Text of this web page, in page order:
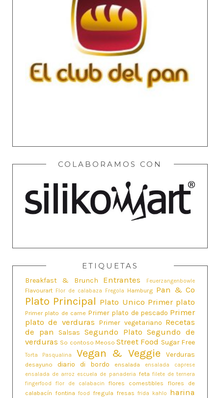
COLABORAMOS CON
ETIQUETAS
Breakfast & Brunch Entrantes Feuerzangenbowle
Flavourart Flor de calabaza Fregola Hamburg Pan & Co
Plato Principal Plato Unico Primer plato
Primer plato de carne Primer plato de pescado Primer
plato de verduras Primer vegetariano Recetas
de pan
Salsas Segundo Plato Segundo de
verduras So contoso Meoso Street Food Sugar Free
Torta Pasqualina Vegan & Veggie Verduras
desayuno diario di bordo ensalada
ensalada caprese
ensalada de arroz escuela de panaderia feta filete de ternera
fingerfood
flor de calabacin flores comestibles
flores de
calabacín fontina food fregula fresas frida kahlo harina